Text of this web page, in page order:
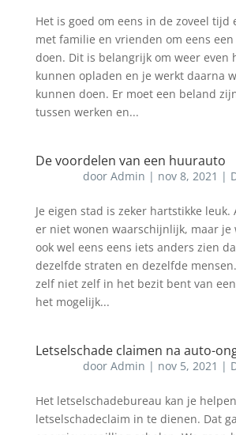
Het is goed om eens in de zoveel tijd
met familie en vrienden om eens
doen. Dit is belangrijk om weer even
kunnen opladen en je werkt daarna
kunnen doen. Er moet een beland
tussen werken en...
De voordelen van een huurauto
door Admin | nov 8, 2021 |
Je eigen stad is zeker hartstikke leuk.
er niet wonen waarschijnlijk, maar
ook wel eens eens iets anders zien
dezelfde straten en dezelfde
zelf niet zelf in het bezit bent van
het mogelijk...
Letselschade claimen na auto-
door Admin | nov 5, 2021 |
Het letselschadebureau kan je
letselschadeclaim in te dienen. Dat